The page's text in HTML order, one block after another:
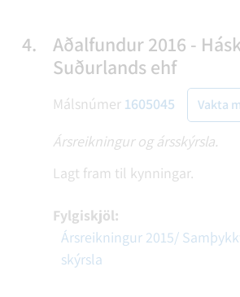
4.
Aðalfundur 2016 -
Suðurlands ehf
Málsnúmer 1605045 Vakta
Ársreikningur og ársskýrsla.
Lagt fram til kynningar.
Fylgiskjöl:
Ársreikningur 2015/
skýrsla